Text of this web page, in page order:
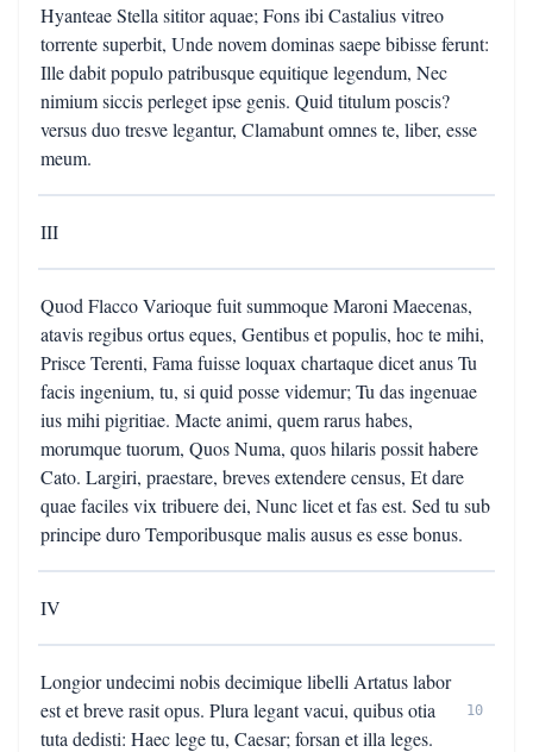
Hyanteae Stella sititor aquae; Fons ibi Castalius vitreo
torrente superbit, Unde novem dominas saepe bibisse ferunt:
Ille dabit populo patribusque equitique legendum, Nec
nimium siccis perleget ipse genis. Quid titulum poscis?
versus duo tresve legantur, Clamabunt omnes te, liber, esse
meum.
III
Quod Flacco Varioque fuit summoque Maroni Maecenas,
atavis regibus ortus eques, Gentibus et populis, hoc te mihi,
Prisce Terenti, Fama fuisse loquax chartaque dicet anus Tu
facis ingenium, tu, si quid posse videmur; Tu das ingenuae
ius mihi pigritiae. Macte animi, quem rarus habes,
morumque tuorum, Quos Numa, quos hilaris possit habere
Cato. Largiri, praestare, breves extendere census, Et dare
quae faciles vix tribuere dei, Nunc licet et fas est. Sed tu sub
principe duro Temporibusque malis ausus es esse bonus.
IV
Longior undecimi nobis decimique libelli Artatus labor
est et breve rasit opus. Plura legant vacui, quibus otia
tuta dedisti: Haec lege tu, Caesar; forsan et illa leges.
10